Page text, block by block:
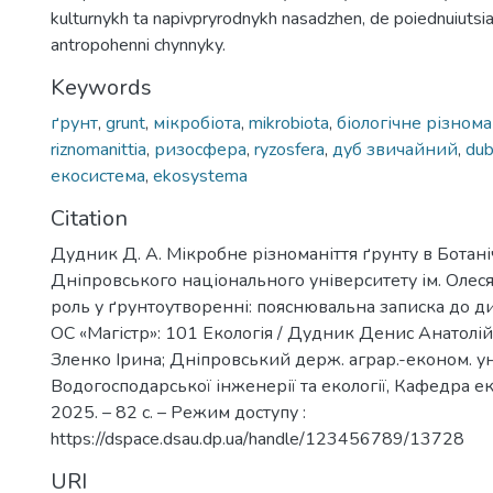
kulturnykh ta napivpryrodnykh nasadzhen, de
antropohenni chynnyky.
Keywords
ґрунт, grunt, мікробіота, mikrobiota, біологічне
riznomanittia, ризосфера, ryzosfera, дуб звичайний,
екосистема, ekosystema
Citation
Дудник Д. А. Мікробне різноманіття ґрунту в
Дніпровського національного університету ім.
роль у ґрунтоутворенні: пояснювальна записка до
ОС «Магістр»: 101 Екологія / Дудник Денис
Зленко Ірина; Дніпровський держ. аграр.-економ.
Водогосподарської інженерії та екології, Кафедра
2025. – 82 с. – Режим доступу :
https://dspace.dsau.dp.ua/handle/123456789/13728
URI